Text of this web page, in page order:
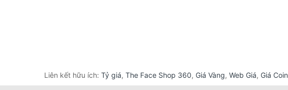
Liên kết hữu ích: Tỷ giá, The Face Shop 360, Giá Vàng, Web Giá, Giá Coin